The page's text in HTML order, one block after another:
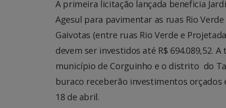
A primeira licitação lançada beneficia
Agesul para pavimentar as ruas Rio
Gaivotas (entre ruas Rio Verde e
devem ser investidos até R$ 694.089,52.
município de Corguinho e o distrito do
buraco receberão investimentos orçados
18 de abril.